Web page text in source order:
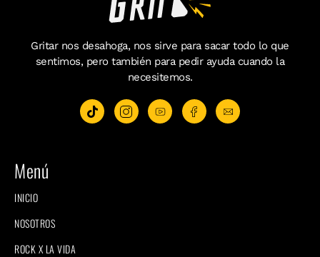
Gritar nos desahoga, nos sirve para sacar todo lo que
sentimos, pero también para pedir ayuda cuando la
necesitemos.
Menú
INICIO
NOSOTROS
ROCK X LA VIDA